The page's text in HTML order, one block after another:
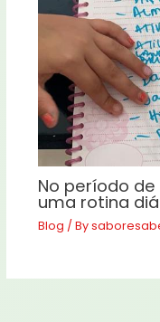
No período
uma rotina
Blog / By